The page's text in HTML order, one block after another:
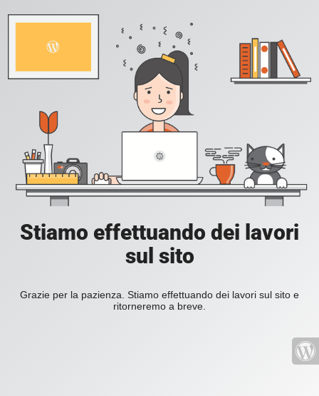
Stiamo effettuando dei lavori
sul sito
Grazie per la pazienza. Stiamo effettuando dei lavori sul sito e
ritorneremo a breve.